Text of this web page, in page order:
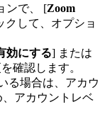
ンで、 [Zoom
クして、オプショ
効にする] または
確認します。
る場合は、アカウ
アカウントレベ